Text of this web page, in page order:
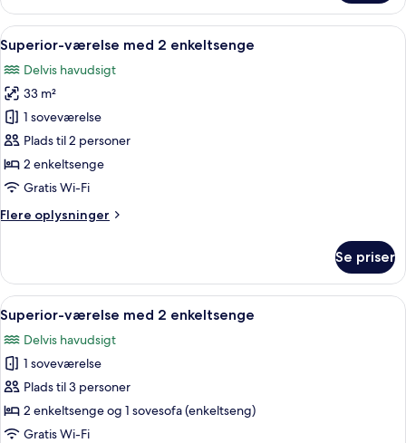
værelse
med
2
enkeltsenge
Indlæs
alle
billeder
af
Superior-
værelse
med
2
Et hotelværelse med to senge, et
6
Superior-værelse med 2 enkeltsenge
Delvis havudsigt
33 m²
1 soveværelse
Plads til 2 personer
2 enkeltsenge
Gratis Wi-Fi
Flere oplysninger
Flere
værelse
med
2
enkeltsenge
Se priser
Indlæs
alle
billeder
af
Superior-
værelse
med
Et hotelværelse med trægulv, sofa,
6
Superior-værelse med 2 enkeltsenge
Delvis havudsigt
1 soveværelse
Plads til 3 personer
2 enkeltsenge og 1 sovesofa (enkeltseng)
Gratis Wi-Fi